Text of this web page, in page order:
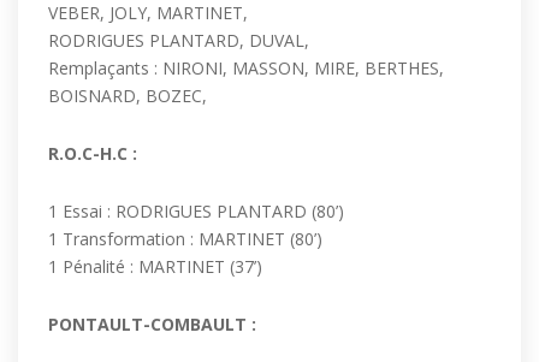
VEBER, JOLY, MARTINET,
RODRIGUES PLANTARD, DUVAL,
Remplaçants : NIRONI, MASSON, MIRE, BERTHES,
BOISNARD, BOZEC,
R.O.C-H.C :
1 Essai : RODRIGUES PLANTARD (80’)
1 Transformation : MARTINET (80’)
1 Pénalité : MARTINET (37’)
PONTAULT-COMBAULT :